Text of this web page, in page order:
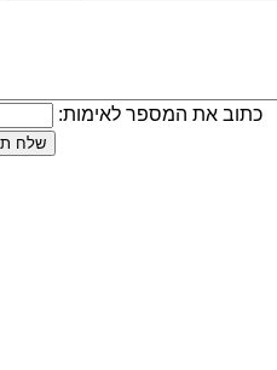
כתוב את המספר לאימות: